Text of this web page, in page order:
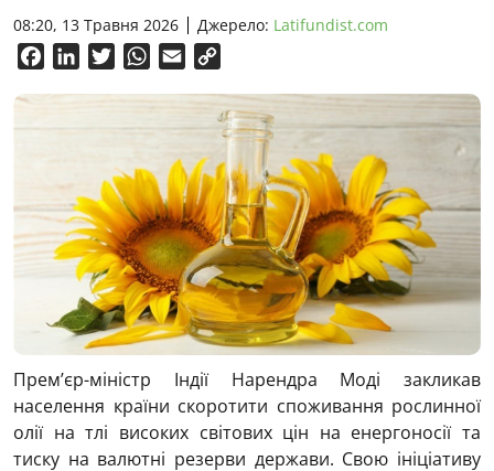
08:20, 13 Травня 2026 Джерело: Latifundist.com
FacebookLinkedInTwitterWhatsApp
Email
Прем’єр-міністр Індії Нарендра Моді закликав
населення країни скоротити споживання рослинної
олії на тлі високих світових цін на енергоносії та
тиску на валютні резерви держави. Свою ініціативу